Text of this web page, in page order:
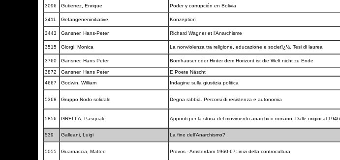
3096 Gutierrez, Enrique Poder y corrupción en Bolivia
3411 Gefangeneninitiative Konzeption
3443 Gansner, Hans-Peter Richard Wagner et l'Anarchisme
3515 Giorgi, Monica La nonviolenza tra religione, educazione e societï¿½. Tesi di laurea
3760
Gansner, Hans Peter Bornhauser oder Hinter dem Horizont ist die Welt nicht zu Ende
3872 Gansner, Hans Peter E Poete Näscht
4667
Godwin, William Indagine sulla giustizia politica
5368 Gruppo Nodo solidale Degna rabbia. Percorsi di resistenza e autonomia
5856 GRELLA, Pasquale Appunti per la storia del movimento anarchico romano. Dalle origini al 1946
539
Galleani, Luigi La fine dell'Anarchismo?
5055 Guarnaccia, Matteo Provos - Amsterdam 1960-67: inizi della controcultura